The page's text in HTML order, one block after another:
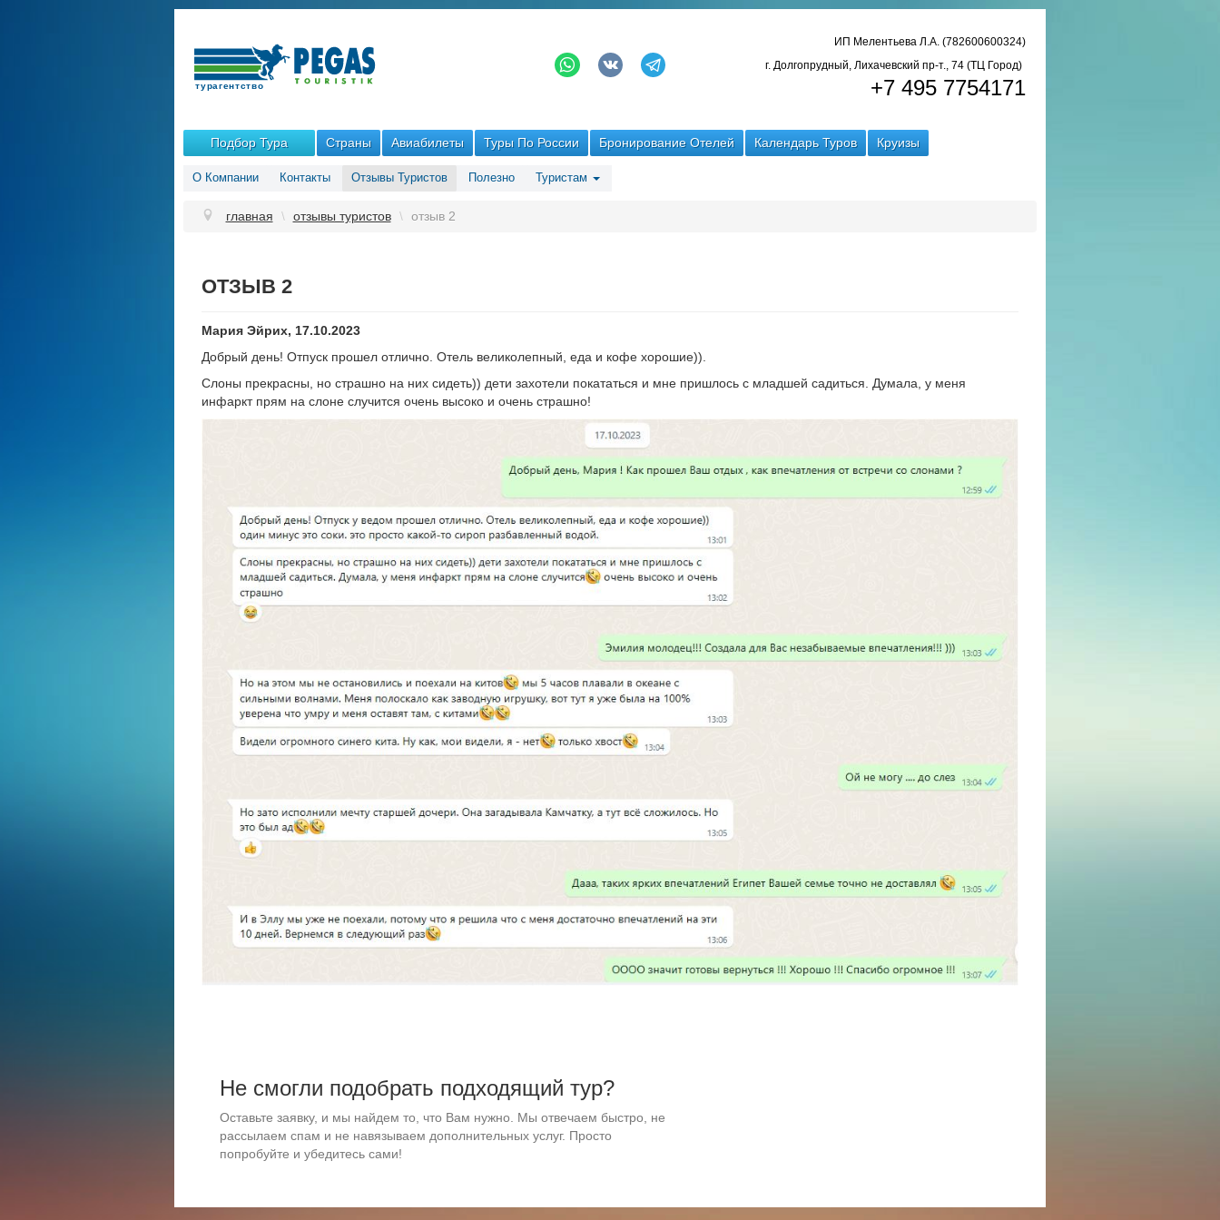
ИП Мелентьева Л.А. (782600600324)
г. Долгопрудный, Лихачевский пр-т., 74 (ТЦ Город)
+7 495 7754171
Подбор Тура Страны Авиабилеты Туры По России Бронирование Отелей Календарь Туров Круизы
О Компании Контакты Отзывы Туристов Полезно Туристам
главная \ отзывы туристов \ отзыв 2
ОТЗЫВ 2
Мария Эйрих, 17.10.2023
Добрый день! Отпуск прошел отлично. Отель великолепный, еда и кофе хорошие)).
Слоны прекрасны, но страшно на них сидеть)) дети захотели покататься и мне пришлось с младшей садиться. Думала, у меня
инфаркт прям на слоне случится очень высоко и очень страшно!
Не смогли подобрать подходящий тур?
Оставьте заявку, и мы найдем то, что Вам нужно. Мы отвечаем быстро, не
рассылаем спам и не навязываем дополнительных услуг. Просто
попробуйте и убедитесь сами!